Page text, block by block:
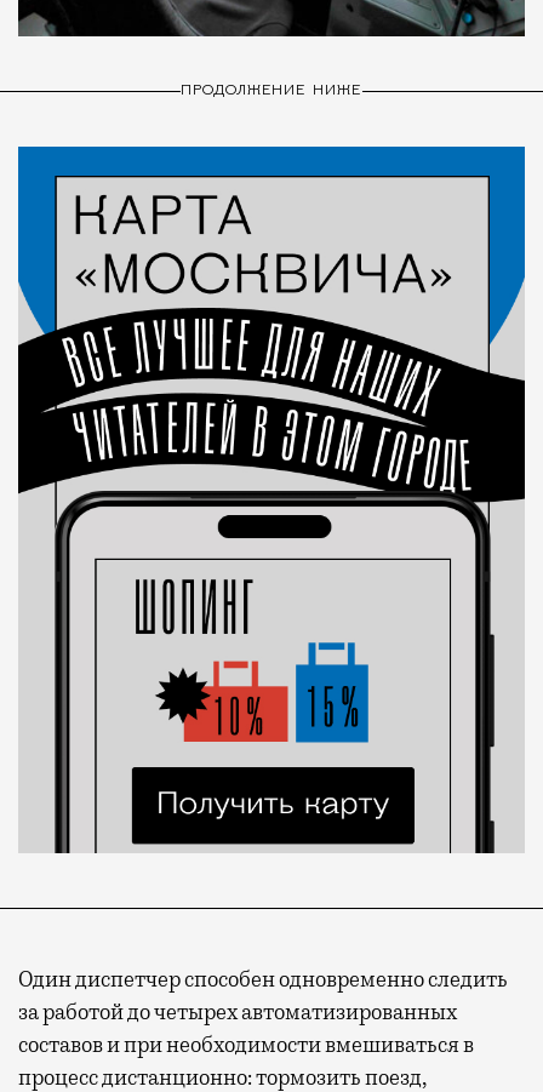
ПРОДОЛЖЕНИЕ НИЖЕ
Один диспетчер способен одновременно следить
за работой до четырех автоматизированных
составов и при необходимости вмешиваться в
процесс дистанционно: тормозить поезд,